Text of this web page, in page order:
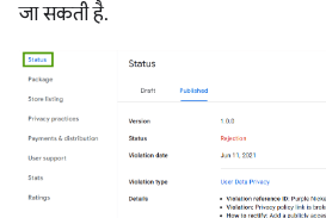
जा सकती है.